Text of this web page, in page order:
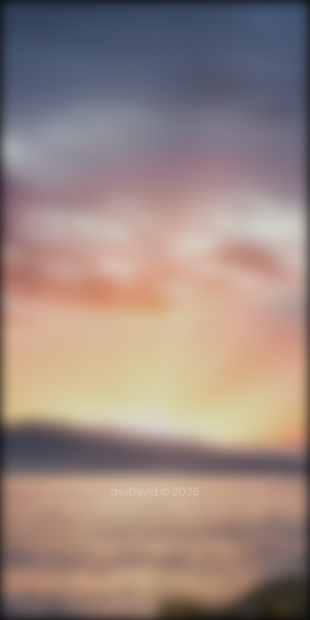
dsxDavid © 2025